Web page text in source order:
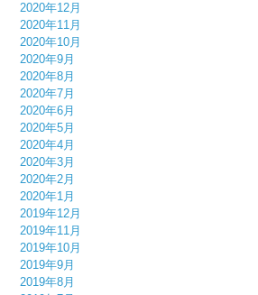
2020年12月
2020年11月
2020年10月
2020年9月
2020年8月
2020年7月
2020年6月
2020年5月
2020年4月
2020年3月
2020年2月
2020年1月
2019年12月
2019年11月
2019年10月
2019年9月
2019年8月